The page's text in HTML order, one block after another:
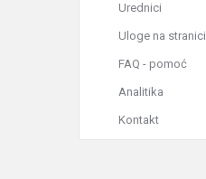
Urednici
Uloge na stranici
FAQ - pomoć
Analitika
Kontakt